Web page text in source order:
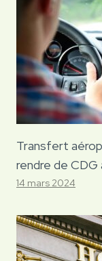
Transfert
rendre de CDG
14 mars 2024